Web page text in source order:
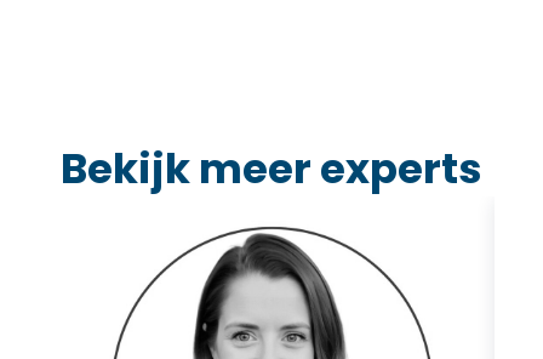
Bekijk meer experts